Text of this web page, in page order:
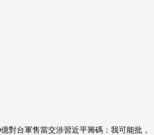
對台軍售當交涉習近平籌碼：我可能批，